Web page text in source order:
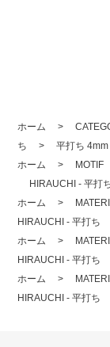
ホーム >
ち >平打ち 4mm
ホーム > MOTIF
HIRAUCHI - 平打
ホーム >
HIRAUCHI - 平打ち
ホーム >
HIRAUCHI - 平打ち
ホーム >
HIRAUCHI - 平打ち